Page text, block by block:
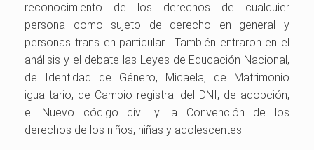
reconocimiento de los derechos de cualquier
persona como sujeto de derecho en general y
personas trans en particular. También entraron en el
análisis y el debate las Leyes de Educación Nacional,
de Identidad de Género, Micaela, de Matrimonio
igualitario, de Cambio registral del DNI, de adopción,
el Nuevo código civil y la Convención de los
derechos de los niños, niñas y adolescentes.